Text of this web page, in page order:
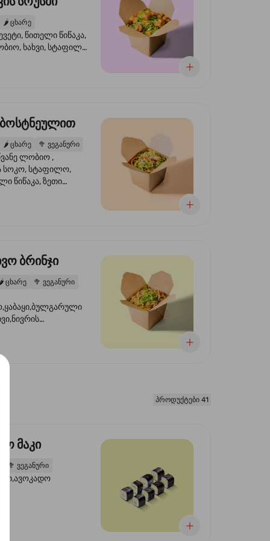
🌶️ ცხარე
წითელი წიწაკა,
ხახვი, სტაფილო,
ნიორი
🌶️ ცხარე 🥦 ვეგანური
ლობიო ,
სოკო, სტაფილო,
წიწაკა, ზეთი
ბრინჯი
🌶️ ცხარე 🥦 ვეგანური
ხახვი,სეზამის
პროდუქტები 41
მაკი
🥦 ვეგანური